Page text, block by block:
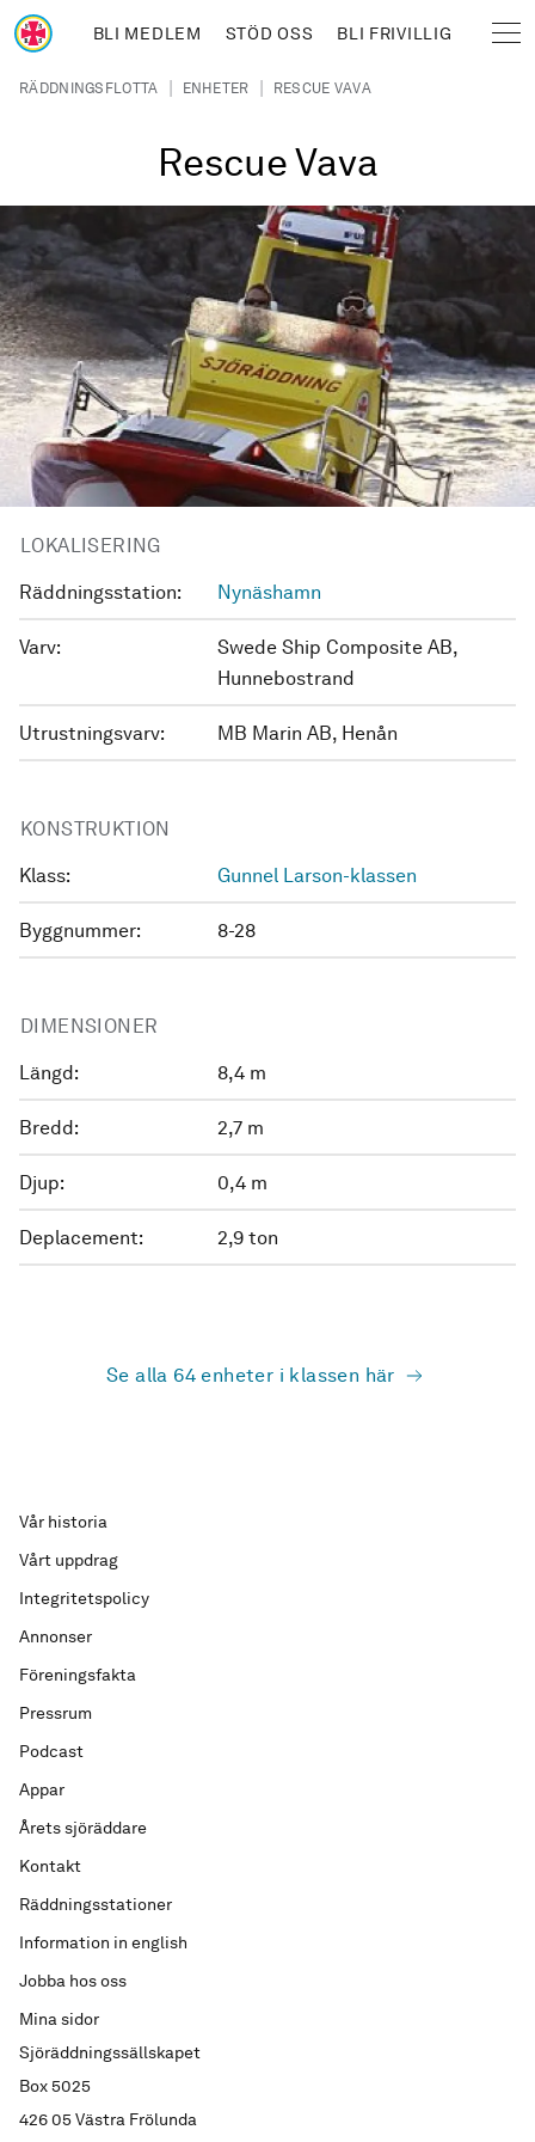
Hoppa till huvudinnehåll
BLI MEDLEM STÖD OSS BLI FRIVILLIG
Länkstig
RÄDDNINGSFLOTTA | ENHETER | RESCUE VAVA
Rescue Vava
LOKALISERING
Räddningsstation: Nynäshamn
Varv:
Swede Ship Composite AB,
Hunnebostrand
Utrustningsvarv: MB Marin AB, Henån
KONSTRUKTION
Klass: Gunnel Larson-klassen
Byggnummer: 8-28
DIMENSIONER
Längd: 8,4 m
Bredd: 2,7 m
Djup: 0,4 m
Deplacement: 2,9 ton
Se alla 64 enheter i klassen här
Sjöräddningssällskapet
Box 5025
426 05 Västra Frölunda
Vår historia
Vårt uppdrag
Integritetspolicy
Annonser
Föreningsfakta
Pressrum
Podcast
Appar
Årets sjöräddare
Kontakt
Räddningsstationer
Information in english
Jobba hos oss
Mina sidor